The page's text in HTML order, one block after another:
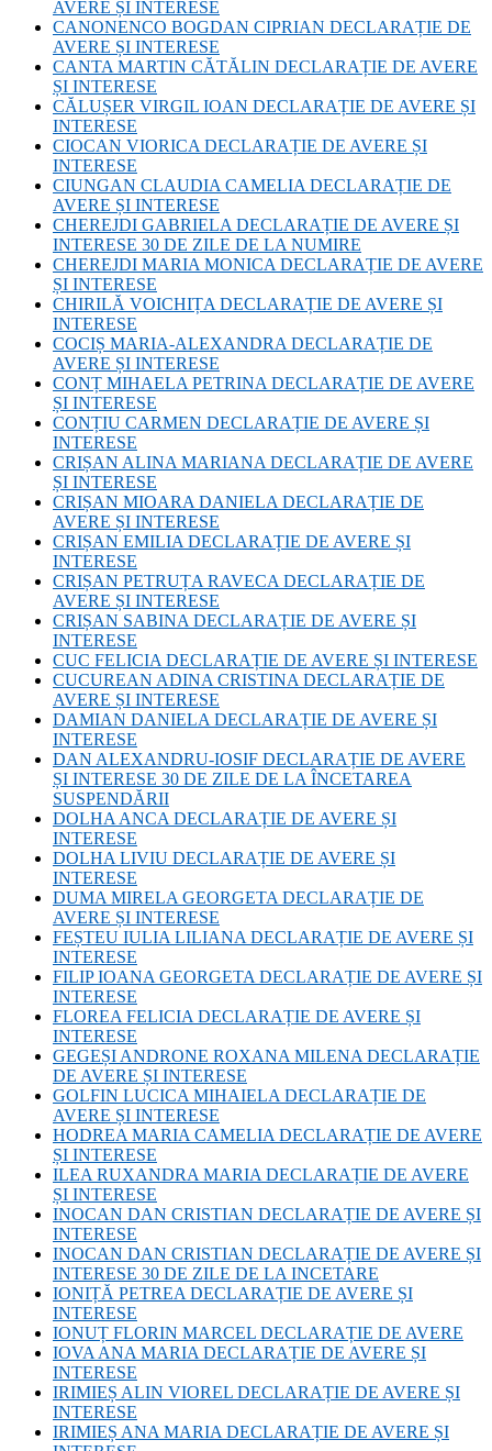
AVERE ȘI INTERESE
CANONENCO BOGDAN CIPRIAN DECLARAȚIE DE
AVERE ȘI INTERESE
CANTA MARTIN CĂTĂLIN DECLARAȚIE DE AVERE
ȘI INTERESE
CĂLUȘER VIRGIL IOAN DECLARAȚIE DE AVERE ȘI
INTERESE
CIOCAN VIORICA DECLARAȚIE DE AVERE ȘI
INTERESE
CIUNGAN CLAUDIA CAMELIA DECLARAȚIE DE
AVERE ȘI INTERESE
CHEREJDI GABRIELA DECLARAȚIE DE AVERE ȘI
INTERESE 30 DE ZILE DE LA NUMIRE
CHEREJDI MARIA MONICA DECLARAȚIE DE AVERE
ȘI INTERESE
CHIRILĂ VOICHIȚA DECLARAȚIE DE AVERE ȘI
INTERESE
COCIȘ MARIA-ALEXANDRA DECLARAȚIE DE
AVERE ȘI INTERESE
CONȚ MIHAELA PETRINA DECLARAȚIE DE AVERE
ȘI INTERESE
CONȚIU CARMEN DECLARAȚIE DE AVERE ȘI
INTERESE
CRIȘAN ALINA MARIANA DECLARAȚIE DE AVERE
ȘI INTERESE
CRIȘAN MIOARA DANIELA DECLARAȚIE DE
AVERE ȘI INTERESE
CRIȘAN EMILIA DECLARAȚIE DE AVERE ȘI
INTERESE
CRIȘAN PETRUȚA RAVECA DECLARAȚIE DE
AVERE ȘI INTERESE
CRIȘAN SABINA DECLARAȚIE DE AVERE ȘI
INTERESE
CUC FELICIA DECLARAȚIE DE AVERE ȘI INTERESE
CUCUREAN ADINA CRISTINA DECLARAȚIE DE
AVERE ȘI INTERESE
DAMIAN DANIELA DECLARAȚIE DE AVERE ȘI
INTERESE
DAN ALEXANDRU-IOSIF DECLARAȚIE DE AVERE
ȘI INTERESE 30 DE ZILE DE LA ÎNCETAREA
SUSPENDĂRII
DOLHA ANCA DECLARAȚIE DE AVERE ȘI
INTERESE
DOLHA LIVIU DECLARAȚIE DE AVERE ȘI
INTERESE
DUMA MIRELA GEORGETA DECLARAȚIE DE
AVERE ȘI INTERESE
FEȘTEU IULIA LILIANA DECLARAȚIE DE AVERE ȘI
INTERESE
FILIP IOANA GEORGETA DECLARAȚIE DE AVERE ȘI
INTERESE
FLOREA FELICIA DECLARAȚIE DE AVERE ȘI
INTERESE
GEGEȘI ANDRONE ROXANA MILENA DECLARAȚIE
DE AVERE ȘI INTERESE
GOLFIN LUCICA MIHAIELA DECLARAȚIE DE
AVERE ȘI INTERESE
HODREA MARIA CAMELIA DECLARAȚIE DE AVERE
ȘI INTERESE
ILEA RUXANDRA MARIA DECLARAȚIE DE AVERE
ȘI INTERESE
INOCAN DAN CRISTIAN DECLARAȚIE DE AVERE ȘI
INTERESE
INOCAN DAN CRISTIAN DECLARAȚIE DE AVERE ȘI
INTERESE 30 DE ZILE DE LA INCETARE
IONIȚĂ PETREA DECLARAȚIE DE AVERE ȘI
INTERESE
IONUȚ FLORIN MARCEL DECLARAȚIE DE AVERE
IOVA ANA MARIA DECLARAȚIE DE AVERE ȘI
INTERESE
IRIMIEȘ ALIN VIOREL DECLARAȚIE DE AVERE ȘI
INTERESE
IRIMIEȘ ANA MARIA DECLARAȚIE DE AVERE ȘI